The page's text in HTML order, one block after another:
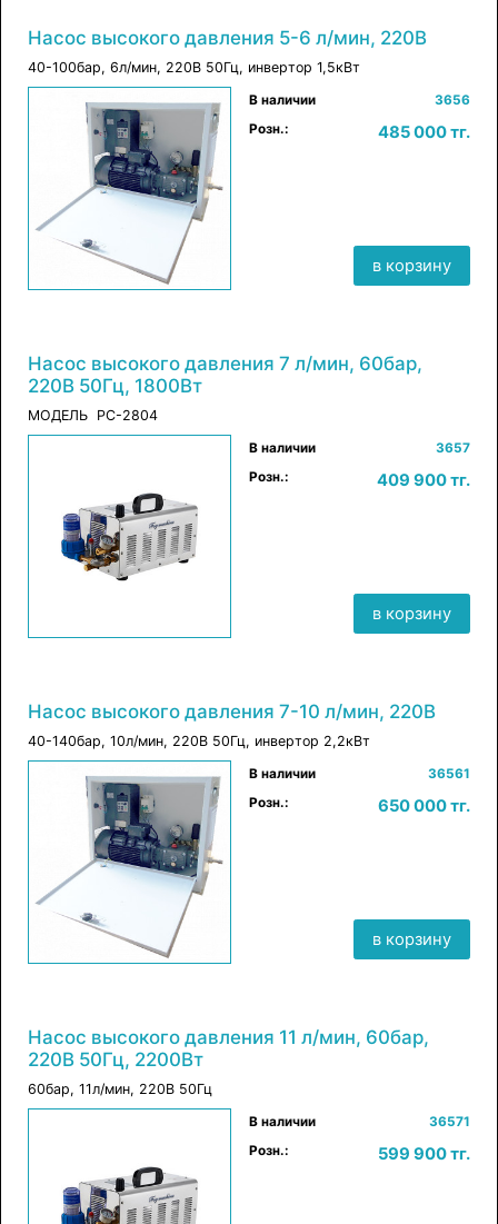
Насос высокого давления 5-6 л/мин, 220В
40-100бар, 6л/мин, 220В 50Гц, инвертор 1,5кВт
В наличии
3656
Розн.:
485 000 тг.
в корзину
×
Насос высокого давления 7 л/мин, 60бар,
220В 50Гц, 1800Вт
МОДЕЛЬ PC-2804
В наличии
3657
Розн.:
409 900 тг.
в корзину
Насос высокого давления 7-10 л/мин, 220В
40-140бар, 10л/мин, 220В 50Гц, инвертор 2,2кВт
В наличии
36561
Розн.:
650 000 тг.
в корзину
×
Насос высокого давления 11 л/мин, 60бар,
220В 50Гц, 2200Вт
60бар, 11л/мин, 220В 50Гц
В наличии
36571
Розн.:
599 900 тг.